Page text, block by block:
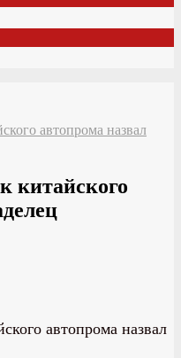
автопрома назвал
китайского